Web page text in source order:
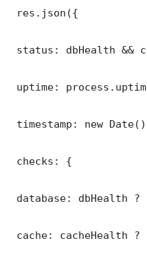
res.json({
status: dbHealth &&
uptime:
timestamp: new
checks: {
database:
cache: